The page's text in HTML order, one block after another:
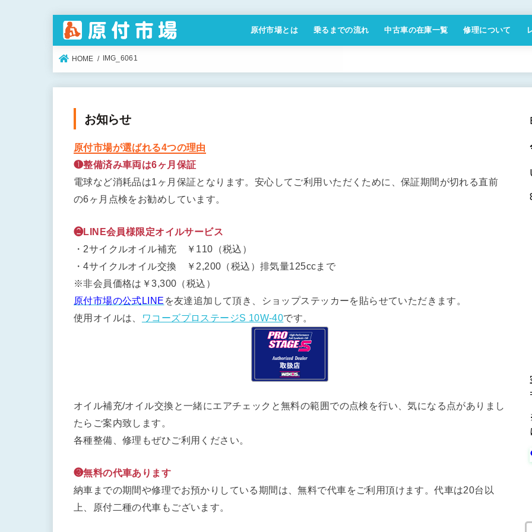
原付市場とは 乗るまでの流れ 中古車の在庫一覧 修理について
HOME IMG_6061
お知らせ
原付市場が選ばれる4つの理由
❶整備済み車両は6ヶ月保証
電球など消耗品は1ヶ月保証となります。安心してご利用いただくために、保証期間が切れる直前
の6ヶ月点検をお勧めしています。
❷LINE会員様限定オイルサービス
・2サイクルオイル補充 ￥110（税込）
・4サイクルオイル交換 ￥2,200（税込）排気量125ccまで
※非会員価格は￥3,300（税込）
原付市場の公式LINE を友達追加して頂き、ショップステッカーを貼らせていただきます。
使用オイルは、
ワコーズプロステージS 10W-40です。
オイル補充/オイル交換と一緒にエアチェックと無料の範囲での点検を行い、気になる点がありまし
たらご案内致します。
各種整備、修理もぜひご利用ください。
❸無料の代車あります
納車までの期間や修理でお預かりしている期間は、無料で代車をご利用頂けます。代車は20台以
上、原付二種の代車もございます。